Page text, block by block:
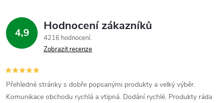
4,9 Hodnocení zákazníků
4216 hodnocení
Zobrazit recenze
Přehledné stránky s dobře popsanými produkty a velký výběr.
Komunikace obchodu rychlá a vtipná. Dodání rychlé. Produkty ráda